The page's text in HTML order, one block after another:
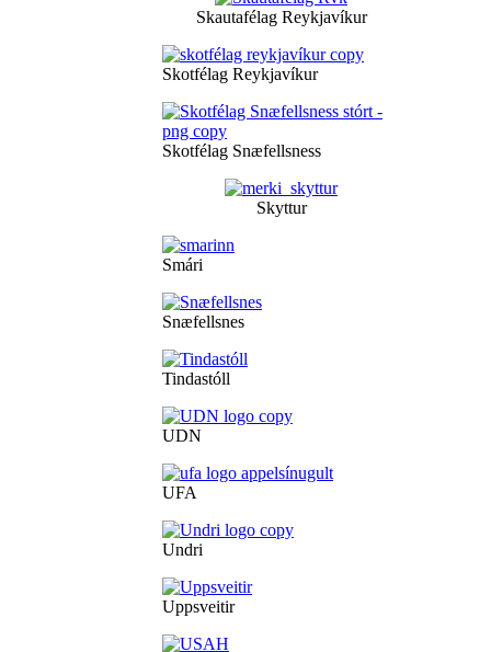
Skautafélag Reykjavíkur
Skotfélag Reykjavíkur
Skotfélag Snæfellsness
Skyttur
Smári
Snæfellsnes
Tindastóll
UDN
UFA
Undri
Uppsveitir